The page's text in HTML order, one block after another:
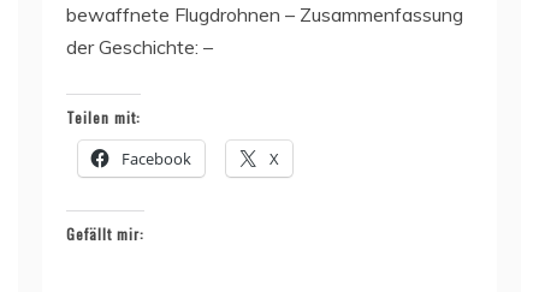
bewaffnete Flugdrohnen – Zusammenfassung
der Geschichte: –
Teilen mit:
Facebook X
Gefällt mir: